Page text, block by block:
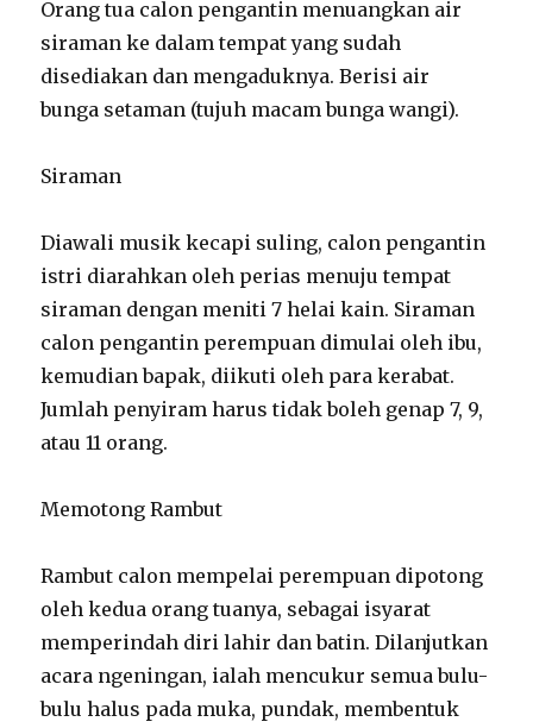
Orang tua calon pengantin menuangkan air
siraman ke dalam tempat yang sudah
disediakan dan mengaduknya. Berisi air
bunga setaman (tujuh macam bunga wangi).
Siraman
Diawali musik kecapi suling, calon pengantin
istri diarahkan oleh perias menuju tempat
siraman dengan meniti 7 helai kain. Siraman
calon pengantin perempuan dimulai oleh ibu,
kemudian bapak, diikuti oleh para kerabat.
Jumlah penyiram harus tidak boleh genap 7, 9,
atau 11 orang.
Memotong Rambut
Rambut calon mempelai perempuan dipotong
oleh kedua orang tuanya, sebagai isyarat
memperindah diri lahir dan batin. Dilanjutkan
acara ngeningan, ialah mencukur semua bulu-
bulu halus pada muka, pundak, membentuk